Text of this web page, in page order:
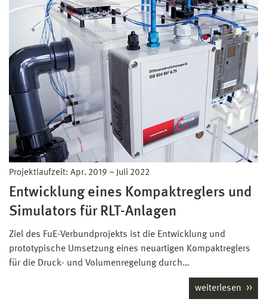
Projektlaufzeit: Apr. 2019 – Juli 2022
Entwicklung eines Kompaktreglers und
Simulators für RLT-Anlagen
Ziel des FuE-Verbundprojekts ist die Entwicklung und
prototypische Umsetzung eines neuartigen Kompaktreglers
für die Druck- und Volumenregelung durch…
weiterlesen